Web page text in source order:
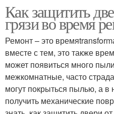
Как защитить
грязи во время
Ремонт – это
вместе с тем, это также
может появиться много
межкомнатные, часто
могут покрыться пылью, а в
получить механические